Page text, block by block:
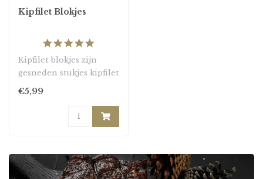
Kipfilet Blokjes
rating
Kipfilet blokjes zijn
gesneden stukjes kipfilet
die perfect zijn om te
gebruiken..
€5,99